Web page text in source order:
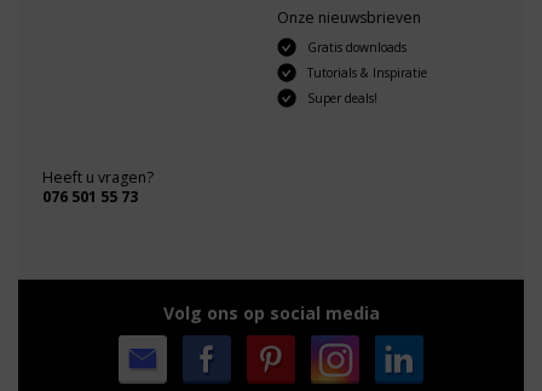
Onze nieuwsbrieven
Gratis downloads
Tutorials & Inspiratie
Super deals!
Heeft u vragen?
076 501 55 73
Volg ons op social media